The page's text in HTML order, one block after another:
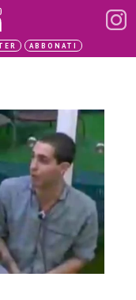
ABBONATI